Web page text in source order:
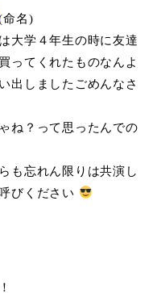
命名)
大学４年生の時に友達
ってくれたものなんよ
出しましたごめんなさ
ね？って思ったんでの
も忘れん限りは共演し
びください